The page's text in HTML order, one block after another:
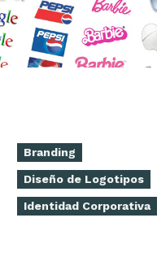
Branding
Diseño de Logotipos
Identidad Corporativa